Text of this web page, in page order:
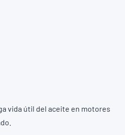
vida útil del aceite en motores